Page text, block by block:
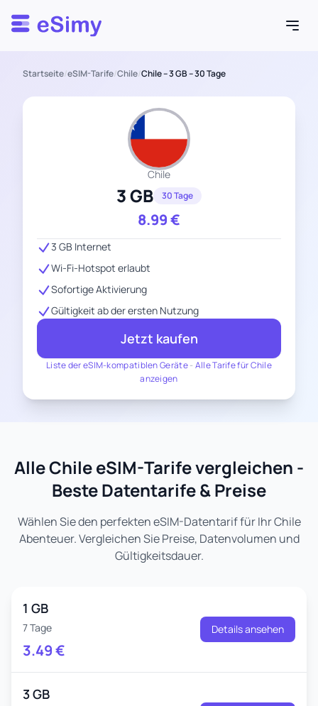
Esimy
Startseite/eSIM-Tarife/Chile/Chile – 3 GB – 30 Tage
Chile
3 GB 30 Tage
8.99€
Liste der eSIM-kompatiblen Geräte- Alle Tarife für Chile
anzeigen
3 GB Internet
Wi-Fi-Hotspot erlaubt
Sofortige Aktivierung
Gültigkeit ab der ersten Nutzung
Jetzt kaufen
Alle Chile eSIM-Tarife vergleichen -
Beste Datentarife & Preise
Wählen Sie den perfekten eSIM-Datentarif für Ihr Chile
Abenteuer. Vergleichen Sie Preise, Datenvolumen und
Gültigkeitsdauer.
1 GB
7 Tage
3.49€
Details ansehen
3 GB